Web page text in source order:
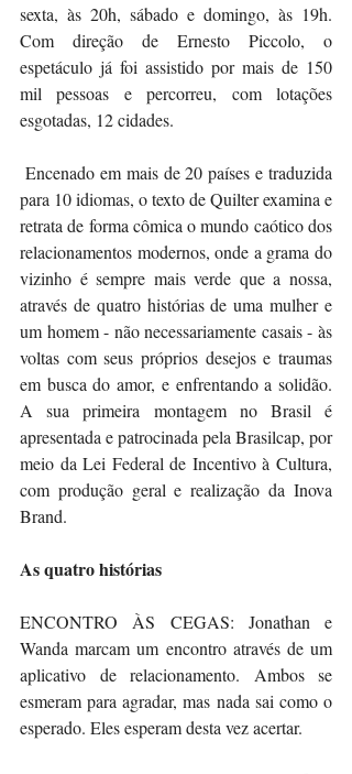
sexta, às 20h, sábado e domingo, às 19h.
Com direção de Ernesto Piccolo, o
espetáculo já foi assistido por mais de 150
mil pessoas e percorreu, com lotações
esgotadas, 12 cidades.
para 10 idiomas, o texto de Quilter examina e
retrata de forma cômica o mundo caótico dos
relacionamentos modernos, onde a grama do
vizinho é sempre mais verde que a nossa,
através de quatro histórias de uma mulher e
um homem - não necessariamente casais - às
voltas com seus próprios desejos e traumas
em busca do amor, e enfrentando a solidão.
A sua primeira montagem no Brasil é
apresentada e patrocinada pela Brasilcap, por
meio da Lei Federal de Incentivo à Cultura,
com produção geral e realização da Inova
Brand.
As quatro histórias
ENCONTRO ÀS CEGAS: Jonathan e
Wanda marcam um encontro através de um
aplicativo de relacionamento. Ambos se
esmeram para agradar, mas nada sai como o
esperado. Eles esperam desta vez acertar.